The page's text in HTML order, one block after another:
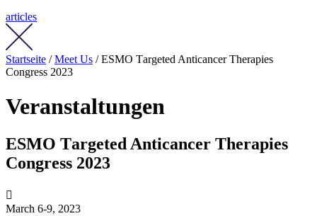
articles
Startseite /Meet Us / ESMO Тargeted Anticancer Therapies
Congress 2023
Veranstaltungen
ESMO Тargeted Anticancer Therapies
Congress 2023

March 6-9, 2023